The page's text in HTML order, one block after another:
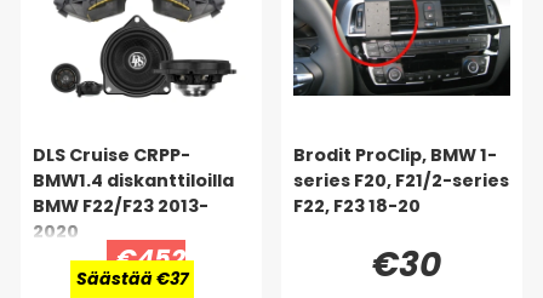
DLS Cruise CRPP-
BMW1.4 diskanttiloilla
BMW F22/F23 2013-
2020
€452
Säästää €37
Brodit ProClip, BMW 1-
series F20, F21/2-series
F22, F23 18-20
€30